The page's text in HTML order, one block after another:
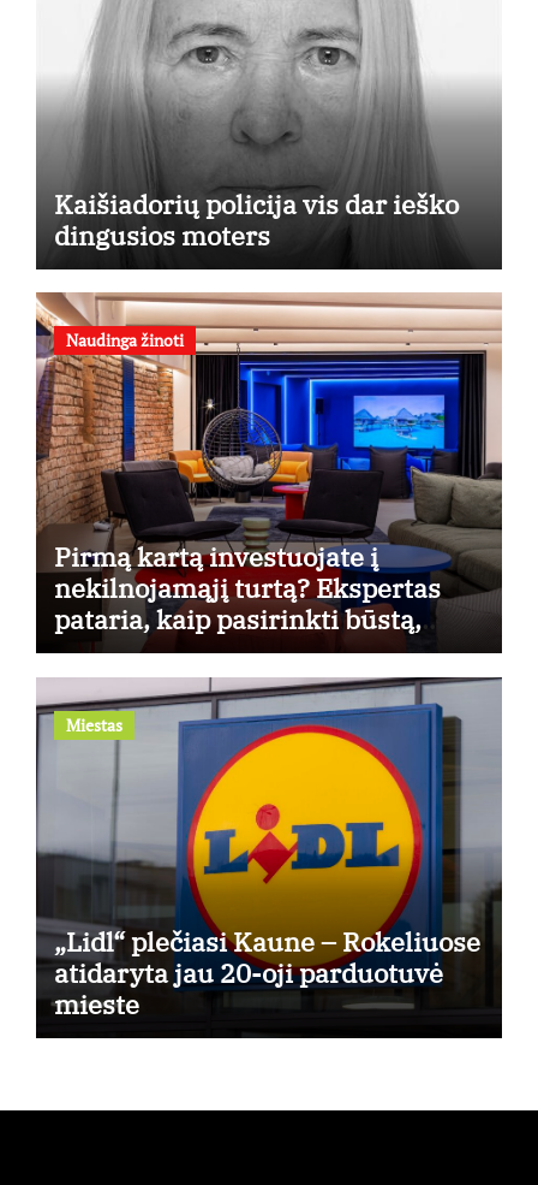
Kaišiadorių policija vis dar ieško
dingusios moters
Naudinga žinoti
Pirmą kartą investuojate į
nekilnojamąjį turtą? Ekspertas
pataria, kaip pasirinkti būstą,
kuris generuos grąžą
Miestas
„Lidl“ plečiasi Kaune – Rokeliuose
atidaryta jau 20-oji parduotuvė
mieste